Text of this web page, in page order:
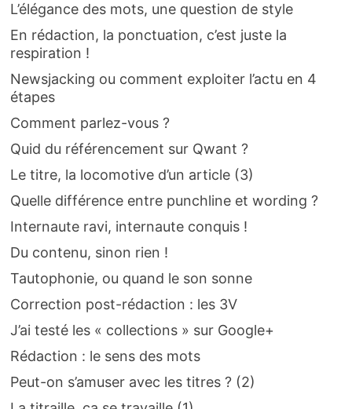
L’élégance des mots, une question de style
En rédaction, la ponctuation, c’est juste la
respiration !
Newsjacking ou comment exploiter l’actu en 4
étapes
Comment parlez-vous ?
Quid du référencement sur Qwant ?
Le titre, la locomotive d’un article (3)
Quelle différence entre punchline et wording ?
Internaute ravi, internaute conquis !
Du contenu, sinon rien !
Tautophonie, ou quand le son sonne
Correction post-rédaction : les 3V
J’ai testé les « collections » sur Google+
Rédaction : le sens des mots
Peut-on s’amuser avec les titres ? (2)